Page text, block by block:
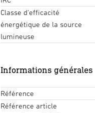
Classe d'efficacité
énergétique de la source
lumineuse
Informations générales
Référence
Référence article